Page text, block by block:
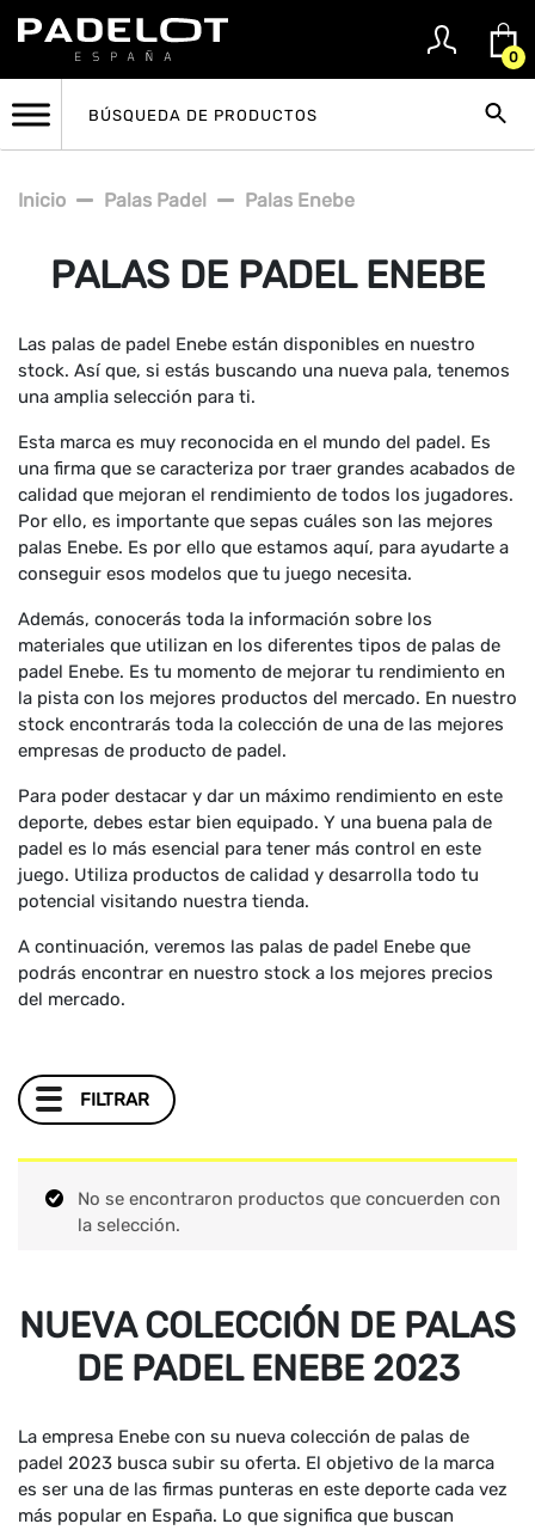
0
Inicio Palas Padel Palas Enebe
PALAS DE PADEL ENEBE
Las palas de padel Enebe están disponibles en nuestro
stock. Así que, si estás buscando una nueva pala, tenemos
una amplia selección para ti.
Esta marca es muy reconocida en el mundo del padel. Es
una firma que se caracteriza por traer grandes acabados de
calidad que mejoran el rendimiento de todos los jugadores.
Por ello, es importante que sepas cuáles son las mejores
palas Enebe. Es por ello que estamos aquí, para ayudarte a
conseguir esos modelos que tu juego necesita.
Además, conocerás toda la información sobre los
materiales que utilizan en los diferentes tipos de palas de
padel Enebe. Es tu momento de mejorar tu rendimiento en
la pista con los mejores productos del mercado. En nuestro
stock encontrarás toda la colección de una de las mejores
empresas de producto de padel.
Para poder destacar y dar un máximo rendimiento en este
deporte, debes estar bien equipado. Y una buena pala de
padel es lo más esencial para tener más control en este
juego. Utiliza productos de calidad y desarrolla todo tu
potencial visitando nuestra tienda.
A continuación, veremos las palas de padel Enebe que
podrás encontrar en nuestro stock a los mejores precios
del mercado.
FILTRAR
No se encontraron productos que concuerden con
la selección.
NUEVA COLECCIÓN DE PALAS
DE PADEL ENEBE 2023
La empresa Enebe con su nueva colección de palas de
padel 2023 busca subir su oferta. El objetivo de la marca
es ser una de las firmas punteras en este deporte cada vez
más popular en España. Lo que significa que buscan